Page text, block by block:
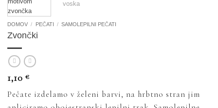
DOMOV / PEČATI / SAMOLEPILNI PEČATI
Zvončki
1,10 €
Pečate izdelamo v želeni barvi, na hrbtno stran jim